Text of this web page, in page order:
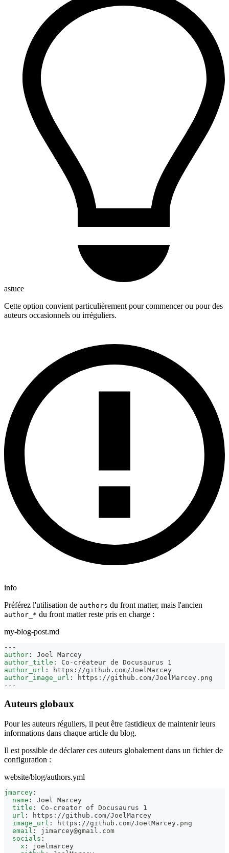
astuce
Cette option convient particulièrement pour commencer ou pour des
auteurs occasionnels ou irréguliers.
info
Préférez l'utilisation de authors du front matter, mais l'ancien
author_* du front matter reste pris en charge :
my-blog-post.md
---
author :
Joel Marcey
author_title : Co - créateur de Docusaurus 1
author_url : https : //github.com/JoelMarcey
author_image_url : https : //github.com/JoelMarcey.png
---
Auteurs globaux
Pour les auteurs réguliers, il peut être fastidieux de maintenir leurs
informations dans chaque article du blog.
Il est possible de déclarer ces auteurs globalement dans un fichier de
configuration :
website/blog/authors.yml
jmarcey :
name :
Joel Marcey
title : Co - creator of Docusaurus 1
url : https : //github.com/JoelMarcey
image_url : https : //github.com/JoelMarcey.png
email :
jimarcey@gmail.com
socials :
x :
joelmarcey